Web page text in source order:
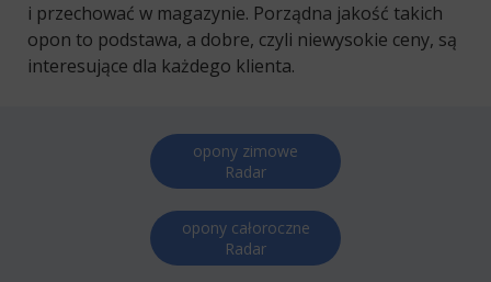
i przechować w magazynie. Porządna jakość takich
opon to podstawa, a dobre, czyli niewysokie ceny, są
interesujące dla każdego klienta.
opony zimowe
Radar
opony całoroczne
Radar